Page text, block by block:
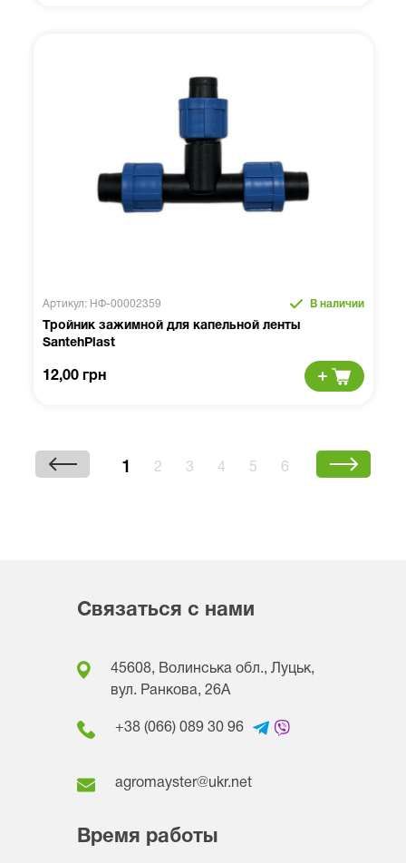
Артикул: НФ-00002359 В наличии
Тройник зажимной для капельной ленты
SantehPlast
12,00 грн
1 2 3 4 5 6
Связаться с нами
45608, Волинська обл., Луцьк,
вул. Ранкова, 26A
+38 (066) 089 30 96
agromayster@ukr.net
Время работы